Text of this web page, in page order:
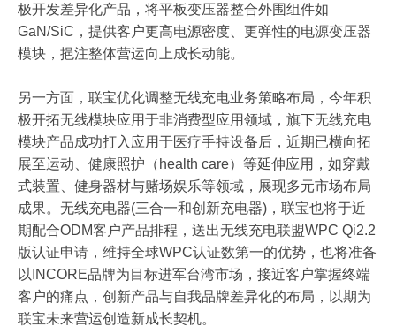
极开发差异化产品，将平板变压器整合外围组件如
GaN/SiC，提供客户更高电源密度、更弹性的电源变压器
模块，挹注整体营运向上成长动能。
另一方面，联宝优化调整无线充电业务策略布局，今年积
极开拓无线模块应用于非消费型应用领域，旗下无线充电
模块产品成功打入应用于医疗手持设备后，近期已横向拓
展至运动、健康照护（health care）等延伸应用，如穿戴
式装置、健身器材与赌场娱乐等领域，展现多元市场布局
成果。无线充电器(三合一和创新充电器)，联宝也将于近
期配合ODM客户产品排程，送出无线充电联盟WPC Qi2.2
版认证申请，维持全球WPC认证数第一的优势，也将准备
以INCORE品牌为目标进军台湾市场，接近客户掌握终端
客户的痛点，创新产品与自我品牌差异化的布局，以期为
联宝未来营运创造新成长契机。